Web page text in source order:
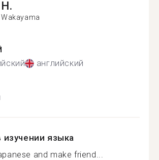
H.
Wakayama
английский
языка
and make friend...